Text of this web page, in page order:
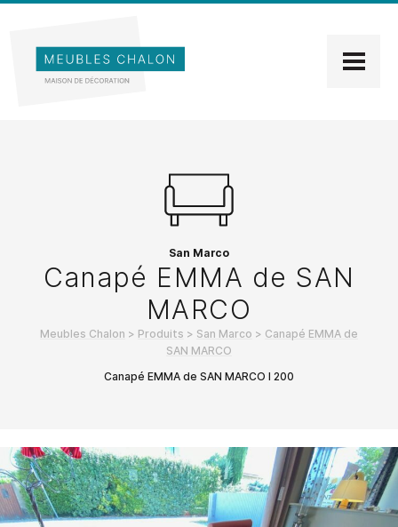
San Marco
Canapé EMMA de SAN
MARCO
Meubles Chalon > Produits > San Marco > Canapé EMMA de
SAN MARCO
Canapé EMMA de SAN MARCO l 200